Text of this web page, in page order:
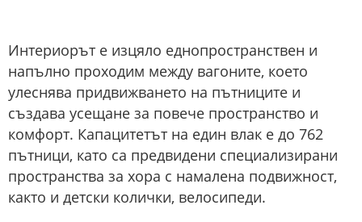
Интериорът е изцяло еднопространствен и
напълно проходим между вагоните, което
улеснява придвижването на пътниците и
създава усещане за повече пространство и
комфорт. Капацитетът на един влак е до 762
пътници, като са предвидени специализирани
пространства за хора с намалена подвижност,
както и детски колички, велосипеди.